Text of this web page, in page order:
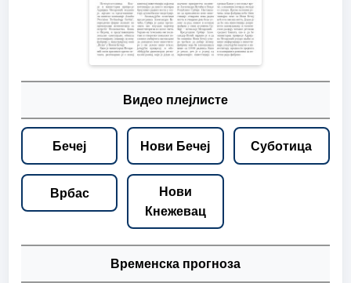
Видео плејлисте
Бечеј Нови Бечеј Суботица
Врбас
Нови
Кнежевац
Временска прогноза